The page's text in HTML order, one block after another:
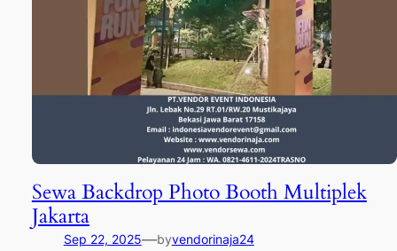
Sewa Backdrop Photo Booth Multiplek
Jakarta
Sep 22, 2025—byvendorinaja24